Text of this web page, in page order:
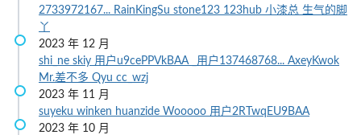
2733972167... RainKingSu stone123 123hub 小漆总 生气的脚
丫
2023 年 12 月
shi_ne skiy 用户u9cePPVkBAA _用户137468768... AxeyKwok
Mr.差不多 Qyu cc_wzj
2023 年 11 月
suyeku winken huanzide Wooooo 用户2RTwqEU9BAA
2023 年 10 月